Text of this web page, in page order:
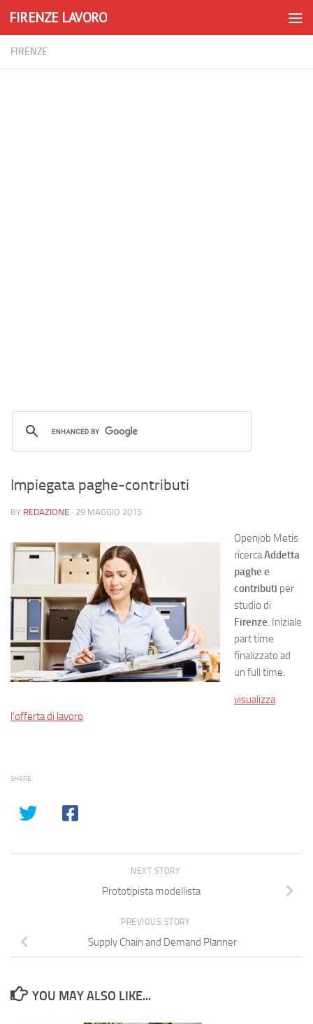
Skip to content
FIRENZE LAVORO
FIRENZE
Impiegata paghe-contributi
BY REDAZIONE · 29 MAGGIO 2015
Openjob Metis
ricercaAddetta
paghe e
contributi per
studio di
Firenze. Iniziale
part time
finalizzato ad
un full time.
visualizza
l’offerta di lavoro
SHARE
NEXT STORY
Prototipista modellista
PREVIOUS STORY
Supply Chain and Demand Planner
YOU MAY ALSO LIKE...